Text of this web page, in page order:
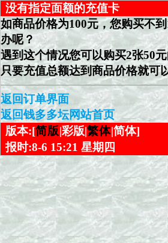
没有指定面额的充值卡
如商品价格为100元，您购买不
办呢？
遇到这个情况您可以购买2张50
只要充值总额达到商品价格就可
返回订单界面
返回钱多多坛网站首页
版本:[简版|彩版|繁体|简体]
报时:8-6 15:21 星期四